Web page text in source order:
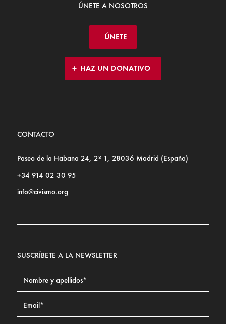
ÚNETE A NOSOTROS
ÚNETE
HAZ UN DONATIVO
CONTACTO
Paseo de la Habana 24, 2º 1, 28036 Madrid (España)
+34 914 02 30 95
info@civismo.org
SUSCRÍBETE A LA NEWSLETTER